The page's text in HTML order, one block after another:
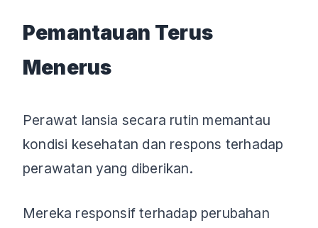
Pemantauan Terus
Menerus
Perawat lansia secara rutin memantau
kondisi kesehatan dan respons terhadap
perawatan yang diberikan.
Mereka responsif terhadap perubahan